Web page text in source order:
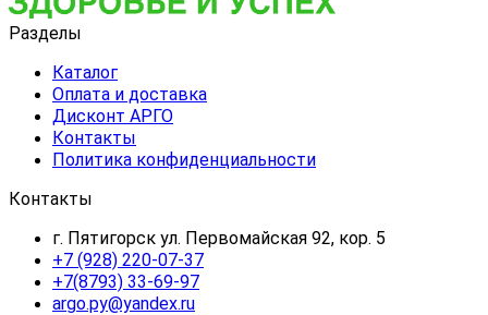
Разделы
Каталог
Оплата и доставка
Дисконт АРГО
Контакты
Политика конфиденциальности
Контакты
г. Пятигорск ул. Первомайская 92, кор. 5
+7 (928) 220-07-37
+7(8793) 33-69-97
argo.py@yandex.ru